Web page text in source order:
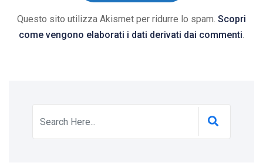
Questo sito utilizza Akismet per ridurre lo spam. Scopri
come vengono elaborati i dati derivati dai commenti.